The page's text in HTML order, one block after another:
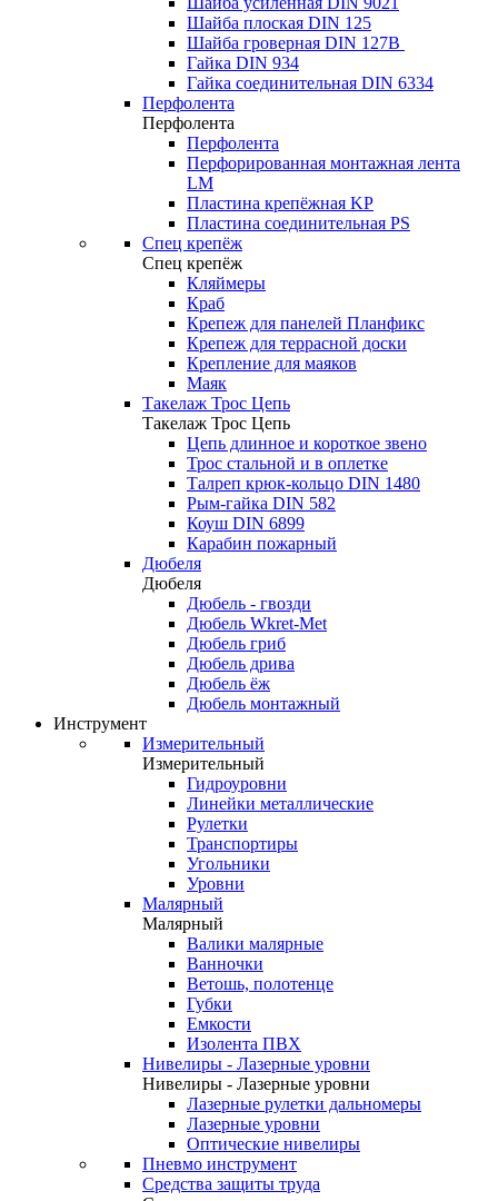
Шайба плоская DIN 125
Шайба гроверная DIN 127B
Гайка DIN 934
Гайка соединительная DIN 6334
Перфолента
Перфолента
Перфолента
Перфорированная монтажная лента
LM
Пластина крепёжная KP
Пластина соединительная PS
Спец крепёж
Спец крепёж
Кляймеры
Краб
Крепеж для панелей Планфикс
Крепеж для террасной доски
Крепление для маяков
Маяк
Такелаж Трос Цепь
Такелаж Трос Цепь
Цепь длинное и короткое звено
Трос стальной и в оплетке
Талреп крюк-кольцо DIN 1480
Рым-гайка DIN 582
Коуш DIN 6899
Карабин пожарный
Дюбеля
Дюбеля
Дюбель - гвозди
Дюбель Wkret-Met
Дюбель гриб
Дюбель дрива
Дюбель ёж
Дюбель монтажный
Инструмент
Измерительный
Измерительный
Гидроуровни
Линейки металлические
Рулетки
Транспортиры
Угольники
Уровни
Малярный
Малярный
Валики малярные
Ванночки
Ветошь, полотенце
Губки
Емкости
Изолента ПВХ
Нивелиры - Лазерные уровни
Нивелиры - Лазерные уровни
Лазерные рулетки дальномеры
Лазерные уровни
Оптические нивелиры
Пневмо инструмент
Средства защиты труда